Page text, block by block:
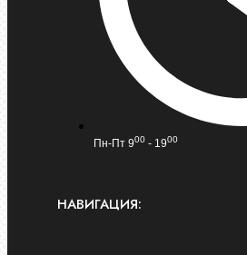
Пн-Пт 900 - 1900
НАВИГАЦИЯ: